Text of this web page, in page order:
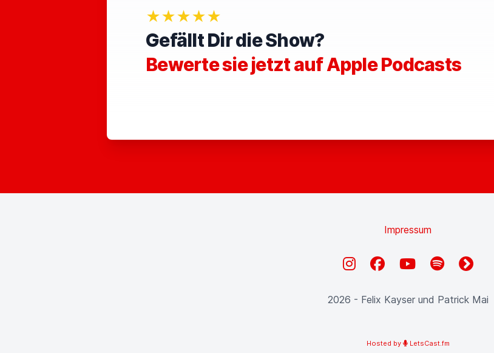
★★★★★
Gefällt Dir die Show?
Bewerte sie jetzt auf Apple Podcasts
Impressum
InstagramFacebookYouTubeSpotifyfyyd
2026 - Felix Kayser und Patrick Mai
Hosted by LetsCast.fm